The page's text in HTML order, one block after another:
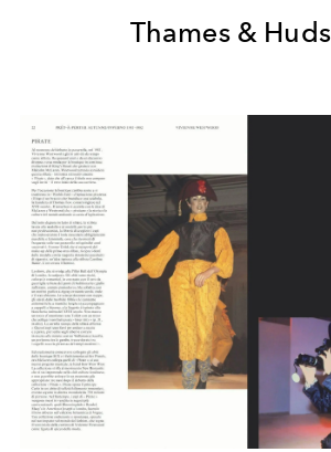
Thames &